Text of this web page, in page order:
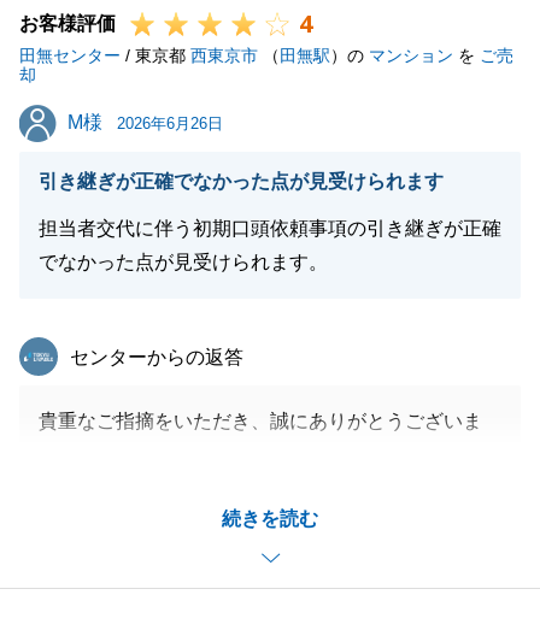
待ちしております。
よろしくお願いします。
お客様評価 4
田無センター / 東京都 西東京市 （ 田無駅）の マンション を ご売
却
M様
M様 2026年6月26日
引き継ぎが正確でなかった点が見受けられます
担当者交代に伴う初期口頭依頼事項の引き継ぎが正確
でなかった点が見受けられます。
続きを読む
東急リバブル
センターからの返答
貴重なご指摘をいただき、誠にありがとうございま
をおかけしましたことを心よりお詫び申し上げます。
M様からいただいたお声を無駄にせず、より安心して
お任せいただける店舗づくりに努めてまいります。